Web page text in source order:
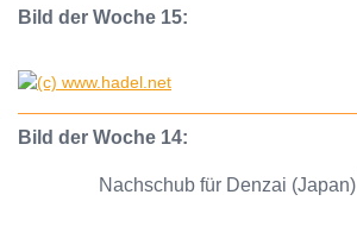
Bild der Woche 15:
Bild der Woche 14:
Nachschub für Denzai (Japan)